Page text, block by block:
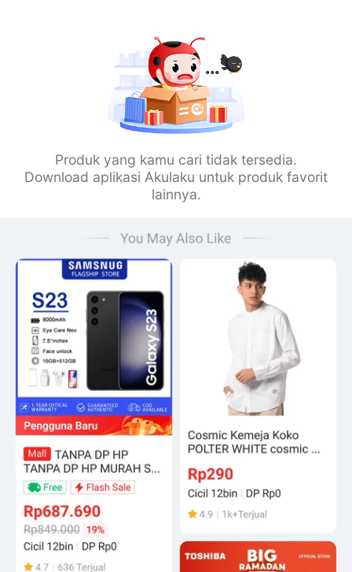
Produk yang kamu cari tidak tersedia.
Download aplikasi Akulaku untuk produk favorit
lainnya.